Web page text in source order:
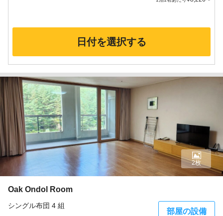
日付を選択する
Oak Ondol Room
シングル布団 4 組
部屋の設備
2枚